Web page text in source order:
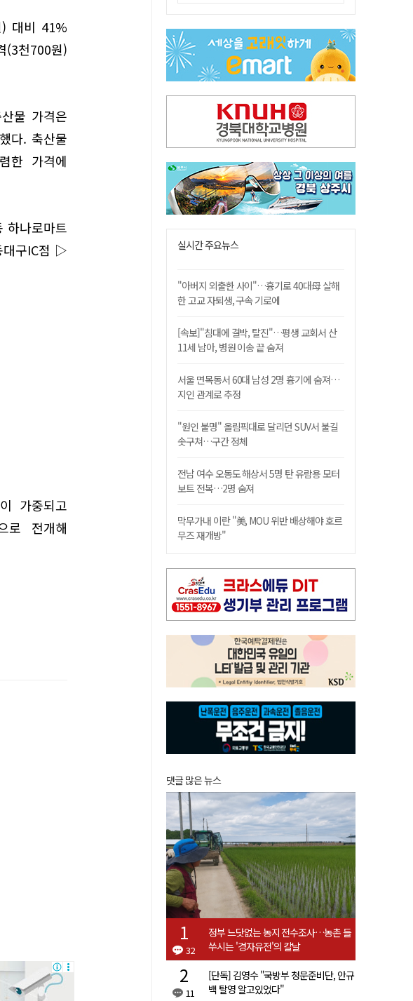
) 대비 41%
(3천700원)
물 가격은
다. 축산물
한 가격에
나로마트
대구IC점 ▷
가중되고
로 전개해
"침대에 결박, 탈진"…평생 교회서 산 11세 남아, 병원 이송 끝 숨져
휠체어 환자 발로 밀어 숨지게 한 70대 간병인…2심도 집행유예
[금주의 이슈] 하늘의 외계인, 바다의 귀향자…영화 '호프'와 '오디세이'
실시간 주요뉴스
"아버지 외출한 사이"…흉기로 40대母 살해
한 고교 자퇴생, 구속 기로에
[속보]"침대에 결박, 탈진"…평생 교회서 산
11세 남아, 병원 이송 끝 숨져
서울 면목동서 60대 남성 2명 흉기에 숨져…
지인 관계로 추정
"원인 불명" 올림픽대로 달리던 SUV서 불길
솟구쳐…구간 정체
전남 여수 오동도 해상서 5명 탄 유람용 모터
보트 전복…2명 숨져
막무가내 이란 "美, MOU 위반 배상해야 호르
무즈 재개방"
댓글 많은 뉴스
32
정부 느닷없는 농지 전수조사…농촌 들
쑤시는 '경자유전'의 칼날
11
[단독] 김영수 "국방부 청문준비단, 안규
백 탈영 알고있었다"